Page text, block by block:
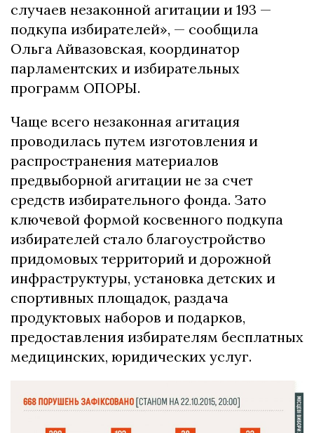
случаев незаконной агитации и 193 —
подкупа избирателей», — сообщила
Ольга Айвазовская, координатор
парламентских и избирательных
программ ОПОРЫ.
Чаще всего незаконная агитация
проводилась путем изготовления и
распространения материалов
предвыборной агитации не за счет
средств избирательного фонда. Зато
ключевой формой косвенного подкупа
избирателей стало благоустройство
придомовых территорий и дорожной
инфраструктуры, установка детских и
спортивных площадок, раздача
продуктовых наборов и подарков,
предоставления избирателям бесплатных
медицинских, юридических услуг.